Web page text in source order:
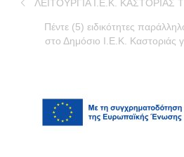
ΛΕΙΤΟΥΡΓΙΑ Ι.Ε.Κ.
Πέντε (5) ειδικότητες
στο Δημόσιο Ι.Ε.Κ. Καστοριάς